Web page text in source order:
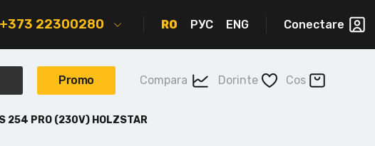
+373 22300280 RO РУС ENG Conectare
Promo Compara Dorinte Cos
254 PRO (230V) HOLZSTAR